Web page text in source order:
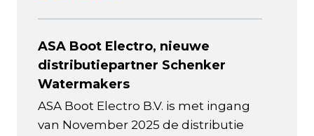
ASA Boot Electro, nieuwe
distributiepartner Schenker
Watermakers
ASA Boot Electro B.V. is met ingang
van November 2025 de distributie